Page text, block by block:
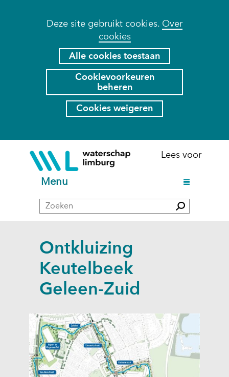
Cookies
toestaan?
Deze site gebruikt cookies. Over
cookies
kan
gebruik
cookies
website
worden
toegestaan
geweigerd.
Alle cookies toestaan
Cookievoorkeuren
beheren
Cookies weigeren
naar
Lees voor
Menu
t
k
a
p
p
e
n
Zoeken Zoeken
Ontkluizing
Keutelbeek
Geleen-Zuid